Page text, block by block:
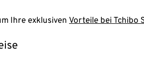
Ihre exklusiven Vorteile bei Tchibo